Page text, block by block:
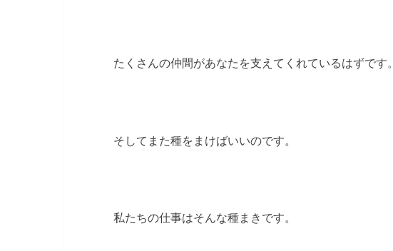
たくさんの仲間があなたを支えてくれているはずです。
そしてまた種をまけばいいのです。
私たちの仕事はそんな種まきです。